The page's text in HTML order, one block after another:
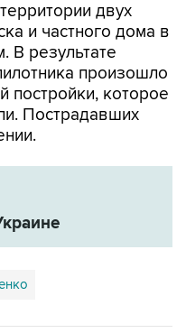
двух
и частного дома в
В результате
произошло
постройки, которое
Пострадавших